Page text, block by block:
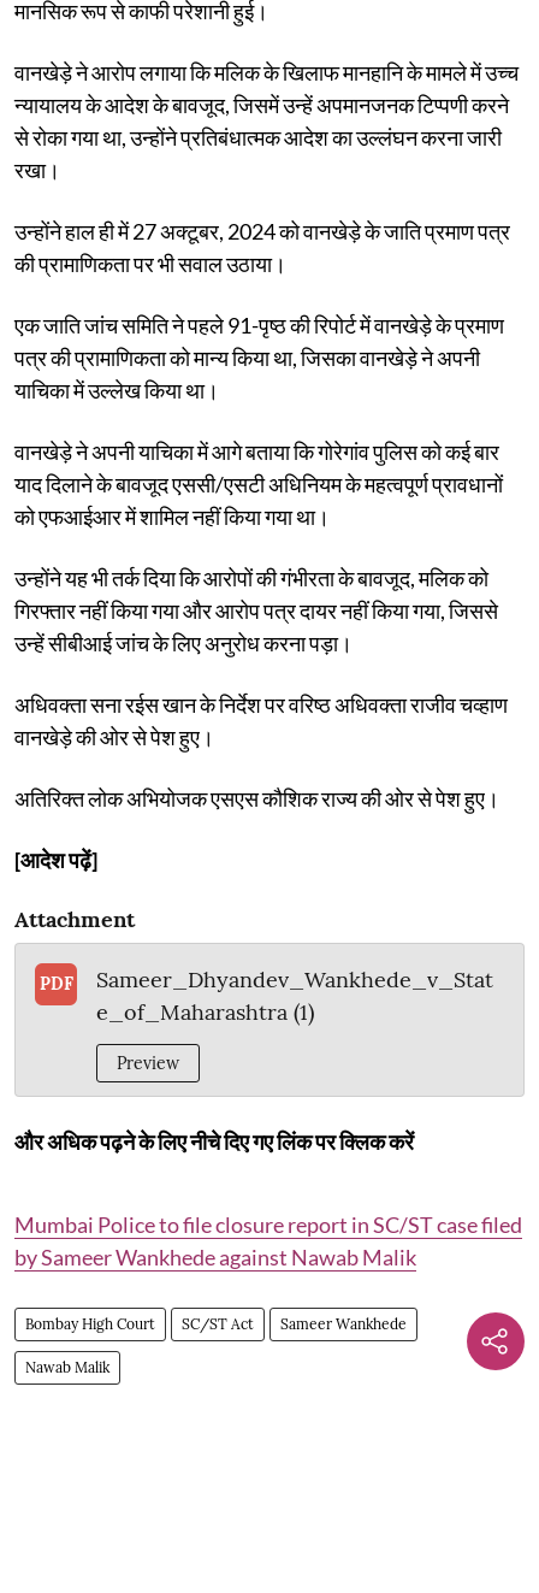
मानसिक रूप से काफी परेशानी हुई।
वानखेड़े ने आरोप लगाया कि मलिक के खिलाफ मानहानि के मामले में उच्च
न्यायालय के आदेश के बावजूद, जिसमें उन्हें अपमानजनक टिप्पणी करने
से रोका गया था, उन्होंने प्रतिबंधात्मक आदेश का उल्लंघन करना जारी
रखा।
उन्होंने हाल ही में 27 अक्टूबर, 2024 को वानखेड़े के जाति प्रमाण पत्र
की प्रामाणिकता पर भी सवाल उठाया।
एक जाति जांच समिति ने पहले 91-पृष्ठ की रिपोर्ट में वानखेड़े के प्रमाण
पत्र की प्रामाणिकता को मान्य किया था, जिसका वानखेड़े ने अपनी
याचिका में उल्लेख किया था।
वानखेड़े ने अपनी याचिका में आगे बताया कि गोरेगांव पुलिस को कई बार
याद दिलाने के बावजूद एससी/एसटी अधिनियम के महत्वपूर्ण प्रावधानों
को एफआईआर में शामिल नहीं किया गया था।
उन्होंने यह भी तर्क दिया कि आरोपों की गंभीरता के बावजूद, मलिक को
गिरफ्तार नहीं किया गया और आरोप पत्र दायर नहीं किया गया, जिससे
उन्हें सीबीआई जांच के लिए अनुरोध करना पड़ा।
अधिवक्ता सना रईस खान के निर्देश पर वरिष्ठ अधिवक्ता राजीव चव्हाण
वानखेड़े की ओर से पेश हुए।
अतिरिक्त लोक अभियोजक एसएस कौशिक राज्य की ओर से पेश हुए।
[आदेश पढ़ें]
Attachment
PDF
Sameer_Dhyandev_Wankhede_v_Stat
e_of_Maharashtra (1)
Preview
और अधिक पढ़ने के लिए नीचे दिए गए लिंक पर क्लिक करें
Mumbai Police to file closure report in SC/ST case filed
by Sameer Wankhede against Nawab Malik
Bombay High Court SC/ST Act Sameer Wankhede
Nawab Malik